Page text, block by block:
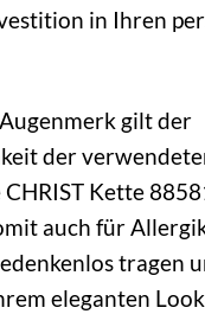
in Ihren
gilt der
der
Kette
auch für
tragen
eleganten